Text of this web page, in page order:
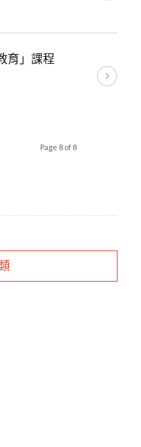
育」課程
Page 8 of 8